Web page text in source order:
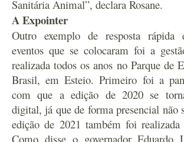
Sanitária Animal”, declara Rosane.
A Expointer
Outro exemplo de resposta rápida
eventos que se colocaram foi a
realizada todos os anos no Parque de
Brasil, em Esteio. Primeiro foi a
com que a edição de 2020 se
digital, já que de forma presencial não
edição de 2021 também foi realizada
Como disse o governador Eduardo